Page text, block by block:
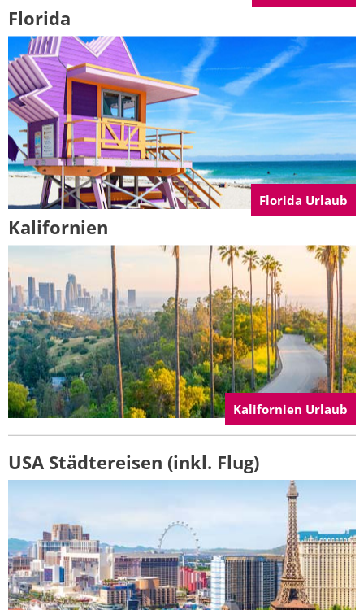
Florida
Florida Urlaub
Kalifornien
Kalifornien Urlaub
USA Städtereisen (inkl. Flug)